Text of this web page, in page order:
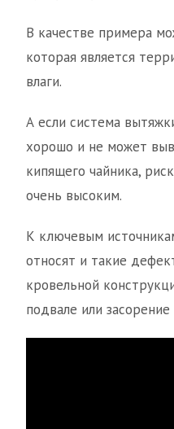
В качестве примера
которая является
влаги.
А если система
хорошо и не может
кипящего чайника,
очень высоким.
К ключевым
относят и такие
кровельной
подвале или